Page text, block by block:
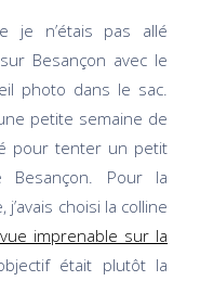
je n’étais pas allé
Besançon avec le
photo dans le sac.
petite semaine de
pour tenter un petit
Pour la
choisi la colline
imprenable sur la
était plutôt la